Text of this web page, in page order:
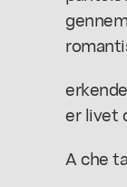
er livet
A che